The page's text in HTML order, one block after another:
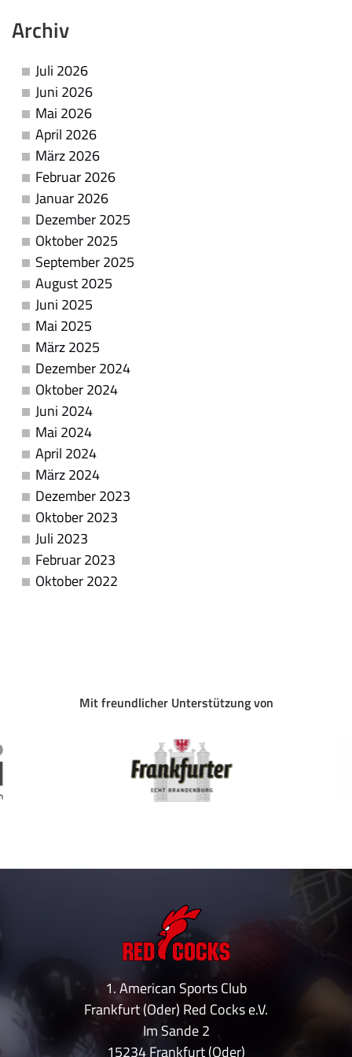
Archiv
Juli 2026
Juni 2026
Mai 2026
April 2026
März 2026
Februar 2026
Januar 2026
Dezember 2025
Oktober 2025
September 2025
August 2025
Juni 2025
Mai 2025
März 2025
Dezember 2024
Oktober 2024
Juni 2024
Mai 2024
April 2024
März 2024
Dezember 2023
Oktober 2023
Juli 2023
Februar 2023
Oktober 2022
Mit freundlicher Unterstützung von
1. American Sports Club
Frankfurt (Oder) Red Cocks e.V.
Im Sande 2
15234 Frankfurt (Oder)